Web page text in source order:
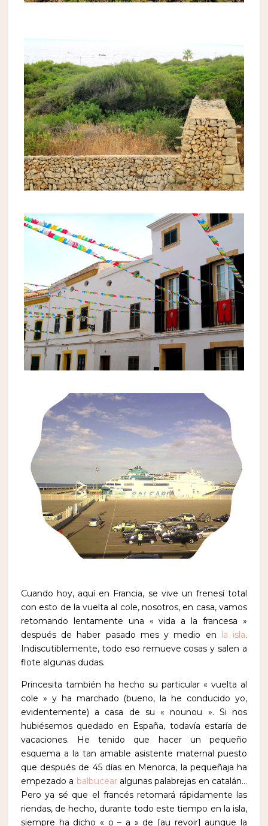
Cuando hoy, aquí en Francia, se vive un frenesí total
con esto de la vuelta al cole, nosotros, en casa, vamos
retomando lentamente una « vida a la francesa »
después de haber pasado mes y medio en la isla.
Indiscutiblemente, todo eso remueve cosas y salen a
flote algunas dudas.
Princesita también ha hecho su particular « vuelta al
cole » y ha marchado (bueno, la he conducido yo,
evidentemente) a casa de su « nounou ». Si nos
hubiésemos quedado en España, todavía estaría de
vacaciones. He tenido que hacer un pequeño
esquema a la tan amable asistente maternal puesto
que después de 45 días en Menorca, la pequeñaja ha
empezado a balbucearalgunas palabrejas en catalán…
Pero ya sé que el francés retomará rápidamente las
riendas, de hecho, durante todo este tiempo en la isla,
siempre ha dicho « o – a » de [au revoir] aunque la